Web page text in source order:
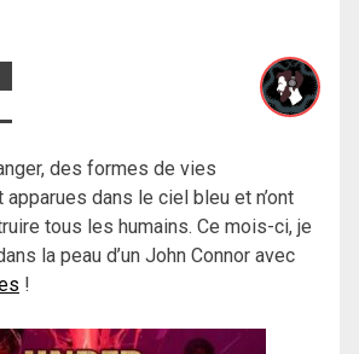
des formes de vies
dans le ciel bleu et n’ont
tous les humains. Ce mois-ci, je
la peau d’un John Connor avec
!